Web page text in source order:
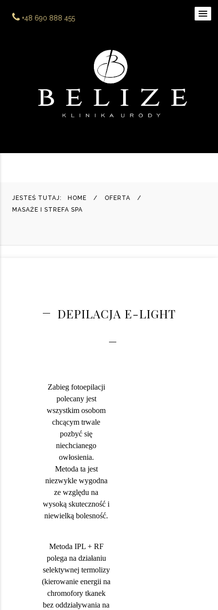
+48 690 888 455
JESTEŚ TUTAJ: HOME
OFERTA
MASAŻE I STREFA SPA
DEPILACJA E-LIGHT
Zabieg fotoepilacji
polecany jest
wszystkim osobom
chcącym trwale
pozbyć się
niechcianego
owłosienia.
Metoda ta jest
niezwykle wygodna
ze względu na
wysoką skuteczność i
niewielką bolesność.
Metoda IPL + RF
polega na działaniu
selektywnej termolizy
(kierowanie energii na
chromofory tkanek
bez oddziaływania na